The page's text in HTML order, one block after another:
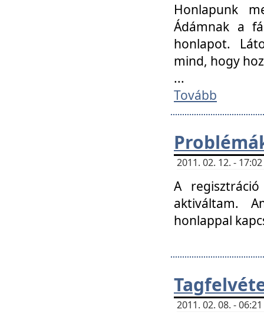
Honlapunk
Ádámnak a
honlapot.
mind, hogy
...
Tovább
2011. 02. 12. -
A
aktiváltam.
honlappal
2011. 02. 08. -